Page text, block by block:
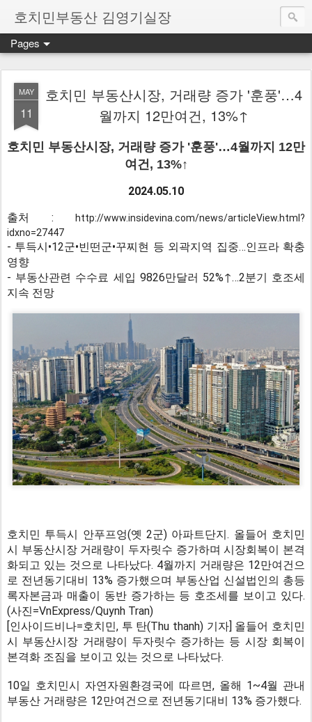
호치민부동산 김영기실장
Pages
MAY
11
호치민 부동산시장, 거래량 증가 '훈풍'…4
월까지 12만여건, 13%↑
호치민 부동산시장, 거래량 증가 '훈풍'…4월까지 12만
여건, 13%↑
2024.05.10
출처 :
http://www.insidevina.com/news/articleView.html?
idxno=27447
- 투득시•12군•빈떤군•꾸찌현 등 외곽지역 집중…인프라 확충
영향
- 부동산관련 수수료 세입 9826만달러 52%↑…2분기 호조세
지속 전망
호치민 투득시 안푸프엉(옛 2군) 아파트단지. 올들어 호치민
시 부동산시장 거래량이 두자릿수 증가하며 시장회복이 본격
화되고 있는 것으로 나타났다. 4월까지 거래량은 12만여건으
로 전년동기대비 13% 증가했으며 부동산업 신설법인의 총등
록자본금과 매출이 동반 증가하는 등 호조세를 보이고 있다.
(사진=VnExpress/Quynh Tran)
[인사이드비나=호치민, 투 탄(Thu thanh) 기자] 올들어 호치민
시 부동산시장 거래량이 두자릿수 증가하는 등 시장 회복이
본격화 조짐을 보이고 있는 것으로 나타났다.
10일 호치민시 자연자원환경국에 따르면, 올해 1~4월 관내
부동산 거래량은 12만여건으로 전년동기대비 13% 증가했다.